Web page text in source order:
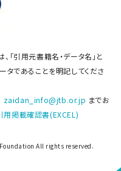
「引用元書籍名・データ名」と
タであることを明記してくださ
zaidan_info@jtb.or.jp までお
用掲載確認書(EXCEL)
All rights reserved.